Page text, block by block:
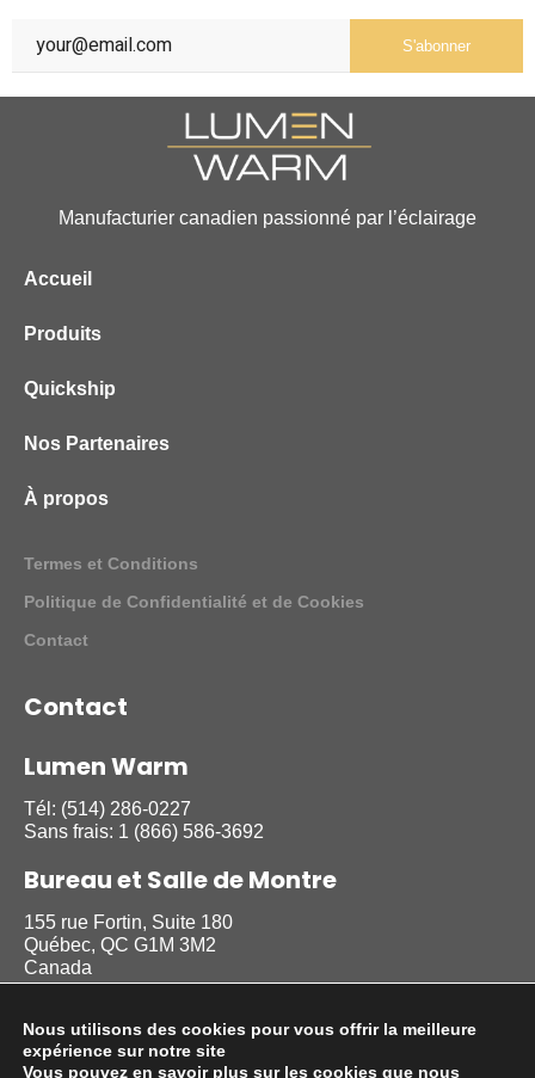
S'abonner
Manufacturier canadien passionné par l’éclairage
Accueil
Produits
Quickship
Nos Partenaires
À propos
Termes et Conditions
Politique de Confidentialité et de Cookies
Contact
Contact
Lumen Warm
Tél: (514) 286-0227
Sans frais: 1 (866) 586-3692
Bureau et Salle de Montre
155 rue Fortin, Suite 180
Québec, QC G1M 3M2
Canada
Suivez nous
Nous utilisons des cookies pour vous offrir la meilleure
expérience sur notre site
Vous pouvez en savoir plus sur les cookies que nous